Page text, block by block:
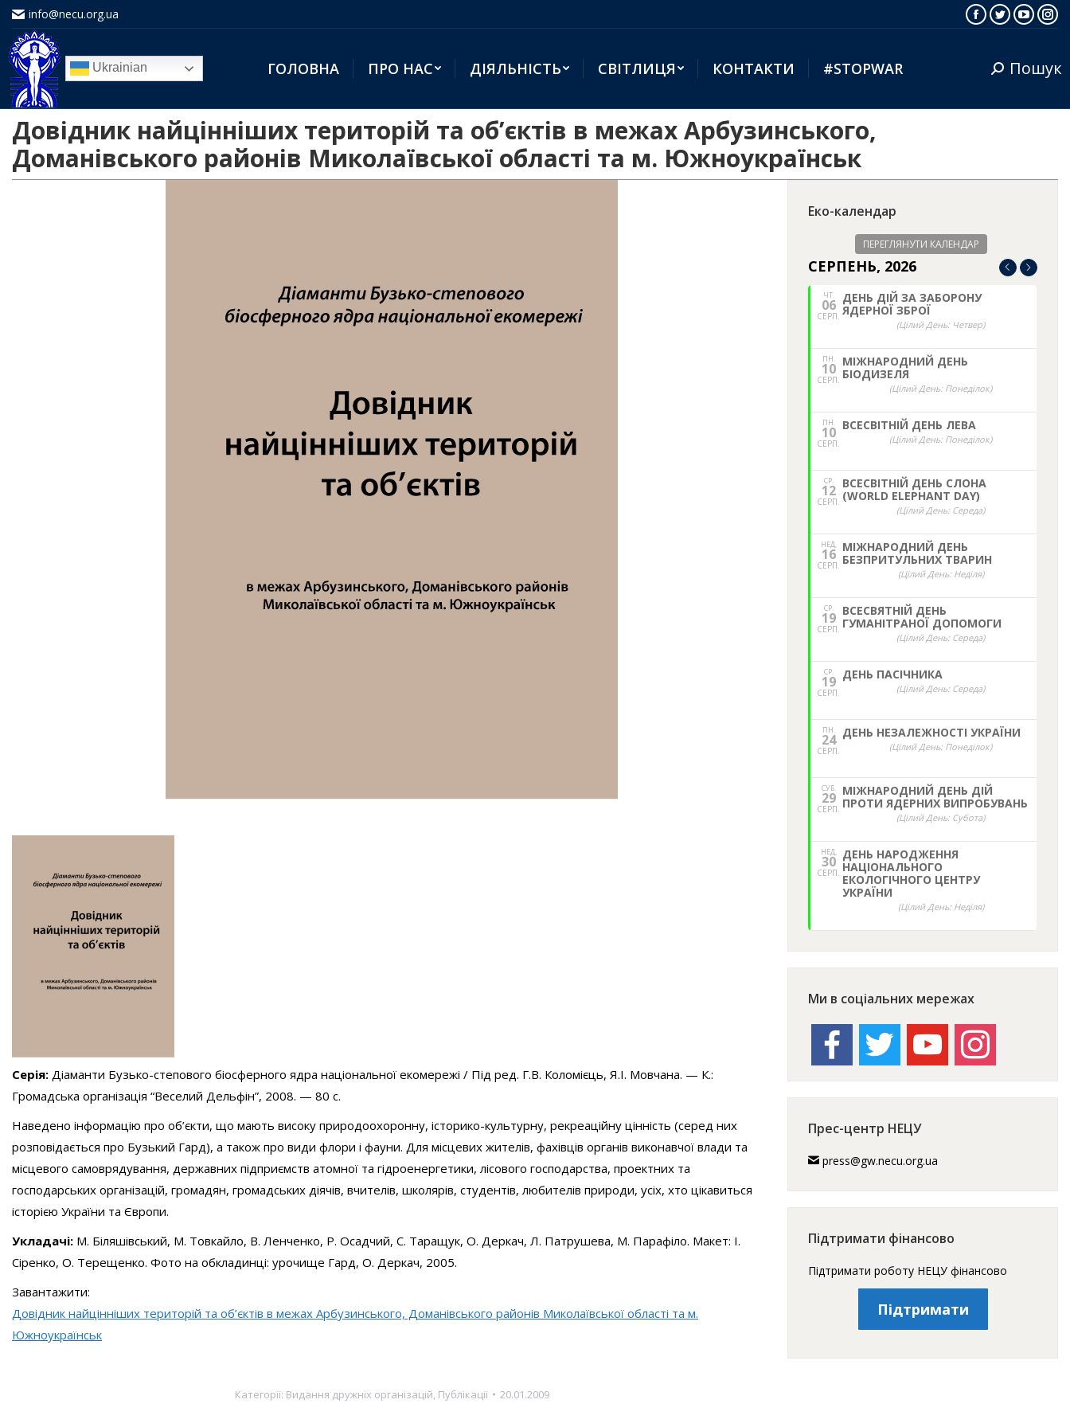
info@necu.org.ua
Facebook
Twitter
Ukrainian ГОЛОВНА ПРО НАС ДІЯЛЬНІСТЬ СВІТЛИЦЯ КОНТАКТИ #STOPWAR Search:Пошук
Довідник найцінніших територій та об’єктів в межах Арбузинського,
Доманівського районів Миколаївської області та м. Южноукраїнськ
Серія: Діаманти Бузько-степового біосферного ядра національної екомережі / Під ред. Г.В. Коломієць, Я.І. Мовчана. — К.:
Громадська організація “Веселий Дельфін”, 2008. — 80 с.
Наведено інформацію про об’єкти, що мають високу природоохоронну, історико-культурну, рекреаційну цінність (серед них
розповідається про Бузький Гард), а також про види флори і фауни. Для місцевих жителів, фахівців органів виконавчої влади та
місцевого самоврядування, державних підприємств атомної та гідроенергетики, лісового господарства, проектних та
господарських організацій, громадян, громадських діячів, вчителів, школярів, студентів, любителів природи, усіх, хто цікавиться
історією України та Європи.
Укладачі: М. Біляшівський, М. Товкайло, В. Ленченко, Р. Осадчий, С. Таращук, О. Деркач, Л. Патрушева, М. Парафіло. Макет: І.
Сіренко, О. Терещенко. Фото на обкладинці: урочище Гард, О. Деркач, 2005.
Завантажити:
Довідник найцінніших територій та об’єктів в межах Арбузинського, Доманівського районів Миколаївської області та м.
Южноукраїнськ
Категорії: Видання дружніх організацій, Публікації 20.01.2009
Еко-календар
ПЕРЕГЛЯНУТИ КАЛЕНДАР
СЕРПЕНЬ, 2026
ЧТ.
06
СЕРП.
ДЕНЬ ДІЙ ЗА ЗАБОРОНУ
ЯДЕРНОЇ ЗБРОЇ
(Цілий День: Четвер)
ПН.
10
СЕРП.
МІЖНАРОДНИЙ ДЕНЬ
БІОДИЗЕЛЯ
(Цілий День: Понеділок)
ПН.
10
СЕРП.
ВСЕСВІТНІЙ ДЕНЬ ЛЕВА
(Цілий День: Понеділок)
СР.
12
СЕРП.
ВСЕСВІТНІЙ ДЕНЬ СЛОНА
(WORLD ELEPHANT DAY)
(Цілий День: Середа)
НЕД,
16
СЕРП.
МІЖНАРОДНИЙ ДЕНЬ
БЕЗПРИТУЛЬНИХ ТВАРИН
(Цілий День: Неділя)
СР.
19
СЕРП.
ВСЕСВЯТНІЙ ДЕНЬ
ГУМАНІТРАНОЇ ДОПОМОГИ
(Цілий День: Середа)
СР.
19
СЕРП.
ДЕНЬ ПАСІЧНИКА
(Цілий День: Середа)
ПН.
24
СЕРП.
ДЕНЬ НЕЗАЛЕЖНОСТІ УКРАЇНИ
(Цілий День: Понеділок)
СУБ.
29
СЕРП.
МІЖНАРОДНИЙ ДЕНЬ ДІЙ
ПРОТИ ЯДЕРНИХ ВИПРОБУВАНЬ
(Цілий День: Субота)
НЕД,
30
СЕРП.
ДЕНЬ НАРОДЖЕННЯ
НАЦІОНАЛЬНОГО
ЕКОЛОГІЧНОГО ЦЕНТРУ
УКРАЇНИ
(Цілий День: Неділя)
Ми в соціальних мережах
facebook twitter youtube instagram
Прес-центр НЕЦУ
press@gw.necu.org.ua
Підтримати фінансово
Підтримати роботу НЕЦУ фінансово
Підтримати